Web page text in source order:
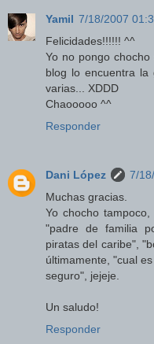
Yamil 7/18/2007
Felicidades!!!!!! ^^
Yo no pongo
blog lo encuentra la
varias... XDDD
Chaooooo ^^
Responder
Dani López
7/
Muchas gracias.
Yo chocho
"padre de familia
piratas del caribe",
últimamente, "cual
seguro", jejeje.
Un saludo!
Responder